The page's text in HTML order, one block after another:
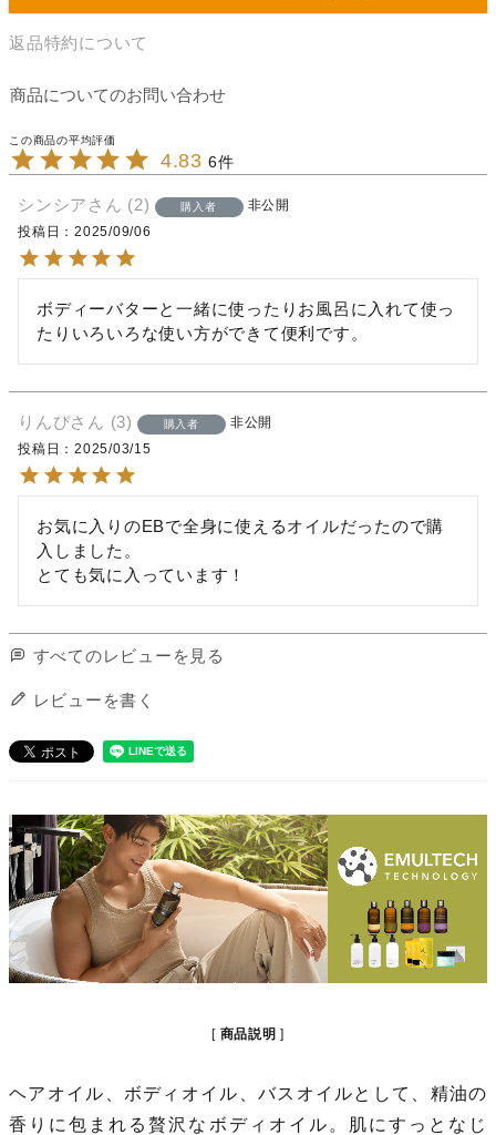
返品特約について
商品についてのお問い合わせ
4.83 6
シンシア 2 購入者
非公開
投稿日
2025/09/06
ボディーバターと一緒に使ったりお風呂に入れて使っ
たりいろいろな使い方ができて便利です。
りんぴ 3 購入者
非公開
投稿日
2025/03/15
お気に入りのEBで全身に使えるオイルだったので購
入しました。
とても気に入っています！
すべてのレビューを見る
レビューを書く
商品説明
ヘアオイル、ボディオイル、バスオイルとして、精油の
香りに包まれる贅沢なボディオイル。肌にすっとなじ